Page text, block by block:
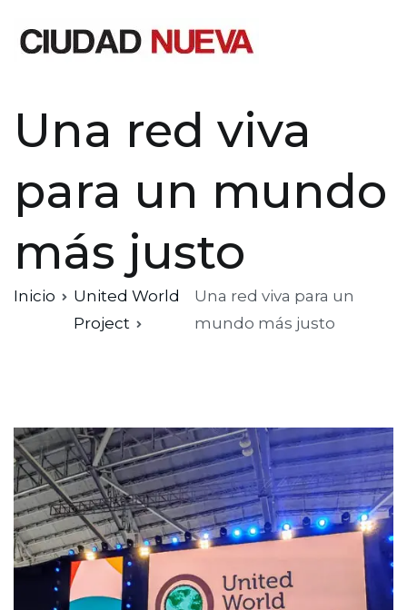
Una red viva
para un mundo
más justo
Inicio
United World
Project
Una red viva para un
mundo más justo